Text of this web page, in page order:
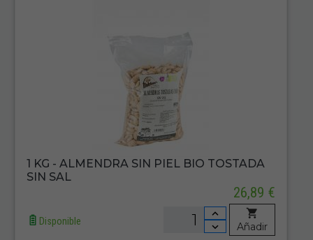
1 KG - ALMENDRA SIN PIEL BIO TOSTADA
SIN SAL
26,89 €
Disponible Añadir